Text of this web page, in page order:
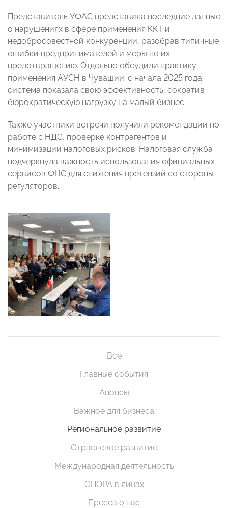
Представитель УФАС представила последние данные
о нарушениях в сфере применения ККТ и
недобросовестной конкуренции, разобрав типичные
ошибки предпринимателей и меры по их
предотвращению. Отдельно обсудили практику
применения АУСН в Чувашии: с начала 2025 года
система показала свою эффективность, сократив
бюрократическую нагрузку на малый бизнес.
Также участники встречи получили рекомендации по
работе с НДС, проверке контрагентов и
минимизации налоговых рисков. Налоговая служба
подчеркнула важность использования официальных
сервисов ФНС для снижения претензий со стороны
регуляторов.
Все
Главные события
Анонсы
Важное для бизнеса
Региональное развитие
Отраслевое развитие
Международная деятельность
ОПОРА в лицах
Пресса о нас